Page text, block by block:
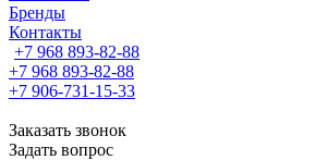
Бренды
Контакты
+7 968 893-82-88
+7 968 893-82-88
+7 906-731-15-33
Заказать звонок
Задать вопрос